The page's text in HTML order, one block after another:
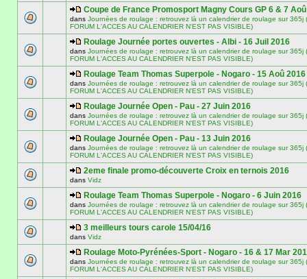
Coupe de France Promosport Magny Cours GP 6 & 7
dans Journées de roulage : retrouvez là un calendrier de roulage sur 365j
FORUM L'ACCES AU CALENDRIER N'EST PAS VISIBLE)
Roulage Journée portes ouvertes - Albi - 16 Juil 2016
dans Journées de roulage : retrouvez là un calendrier de roulage sur 365j
FORUM L'ACCES AU CALENDRIER N'EST PAS VISIBLE)
Roulage Team Thomas Superpole - Nogaro - 15 Aoû 2016
dans Journées de roulage : retrouvez là un calendrier de roulage sur 365j
FORUM L'ACCES AU CALENDRIER N'EST PAS VISIBLE)
Roulage Journée Open - Pau - 27 Juin 2016
dans Journées de roulage : retrouvez là un calendrier de roulage sur 365j
FORUM L'ACCES AU CALENDRIER N'EST PAS VISIBLE)
Roulage Journée Open - Pau - 13 Juin 2016
dans Journées de roulage : retrouvez là un calendrier de roulage sur 365j
FORUM L'ACCES AU CALENDRIER N'EST PAS VISIBLE)
2eme finale promo-découverte Croix en ternois 2016
dans Vidz
Roulage Team Thomas Superpole - Nogaro - 6 Juin 2016
dans Journées de roulage : retrouvez là un calendrier de roulage sur 365j
FORUM L'ACCES AU CALENDRIER N'EST PAS VISIBLE)
3 meilleurs tours carole 15/04/16
dans Vidz
Roulage Moto-Pyrénées-Sport - Nogaro - 16 & 17 Mar
dans Journées de roulage : retrouvez là un calendrier de roulage sur 365j
FORUM L'ACCES AU CALENDRIER N'EST PAS VISIBLE)